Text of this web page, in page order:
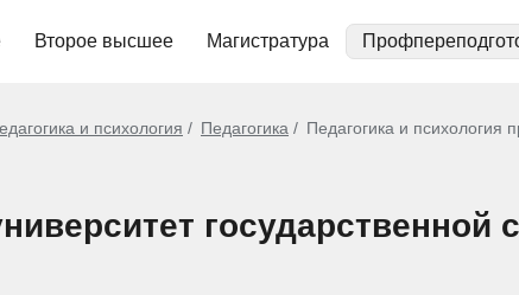
Второе высшее Магистратура
и психология Педагогика Педагогика и психология
государственной